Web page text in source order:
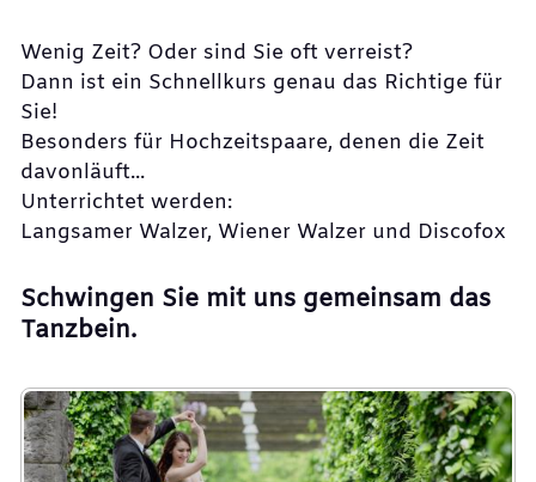
Wenig Zeit? Oder sind Sie oft verreist?
Dann ist ein Schnellkurs genau das Richtige für
Sie!
Besonders für Hochzeitspaare, denen die Zeit
davonläuft...
Unterrichtet werden:
Langsamer Walzer, Wiener Walzer und Discofox
Schwingen Sie mit uns gemeinsam das
Tanzbein.